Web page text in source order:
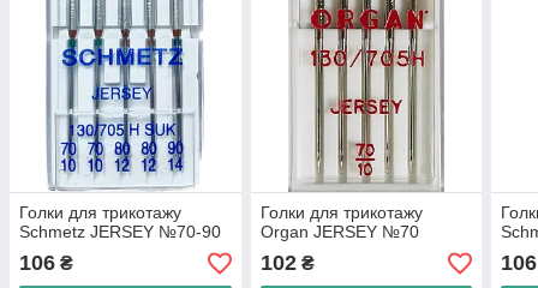
Голки для трикотажу
Schmetz JERSEY №70-90
106 ₴
Голки для трикотажу
Organ JERSEY №70
102₴ 106